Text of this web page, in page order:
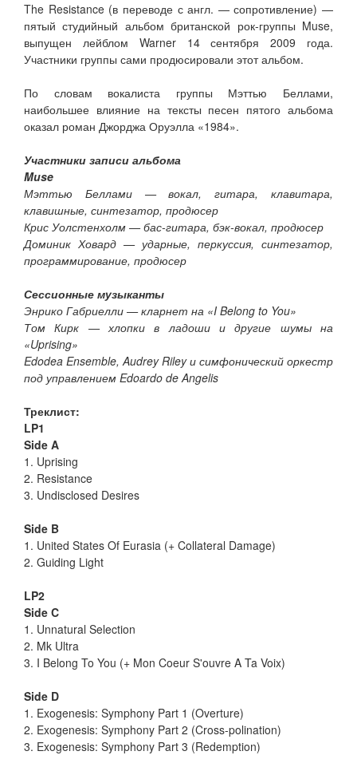
The Resistance (в переводе с англ. — сопротивление) —
пятый студийный альбом британской рок-группы Muse,
выпущен лейблом Warner 14 сентября 2009 года.
Участники группы сами продюсировали этот альбом.
По словам вокалиста группы Мэттью Беллами,
наибольшее влияние на тексты песен пятого альбома
оказал роман Джорджа Оруэлла «1984».
Участники записи альбома
Muse
Мэттью Беллами — вокал, гитара, клавитара,
клавишные, синтезатор, продюсер
Крис Уолстенхолм — бас-гитара, бэк-вокал, продюсер
Доминик Ховард — ударные, перкуссия, синтезатор,
программирование, продюсер
Сессионные музыканты
Энрико Габриелли — кларнет на «I Belong to You»
Том Кирк — хлопки в ладоши и другие шумы на
«Uprising»
Edodea Ensemble, Audrey Riley и симфонический оркестр
под управлением Edoardo de Angelis
Треклист:
LP1
Side A
1. Uprising
2. Resistance
3. Undisclosed Desires
Side B
1. United States Of Eurasia (+ Collateral Damage)
2. Guiding Light
LP2
Side C
1. Unnatural Selection
2. Mk Ultra
3. I Belong To You (+ Mon Coeur S'ouvre A Ta Voix)
Side D
1. Exogenesis: Symphony Part 1 (Overture)
2. Exogenesis: Symphony Part 2 (Cross-polination)
3. Exogenesis: Symphony Part 3 (Redemption)